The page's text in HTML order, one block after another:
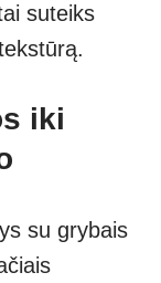
suteiks
iki
su grybais